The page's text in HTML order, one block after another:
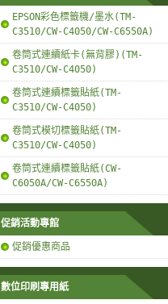
EPSON彩色標籤機/墨水(TM-
C3510/CW-C4050/CW-C6550A)
卷筒式連續紙卡(無背膠)(TM-
C3510/CW-C4050)
卷筒式連續標籤貼紙(TM-
C3510/CW-C4050)
卷筒式模切標籤貼紙(TM-
C3510/CW-C4050)
卷筒式連續標籤貼紙(CW-
C6050A/CW-C6550A)
促銷活動專館
促銷優惠商品
數位印刷專用紙